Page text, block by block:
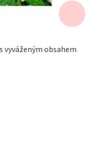
vyváženým obsahem